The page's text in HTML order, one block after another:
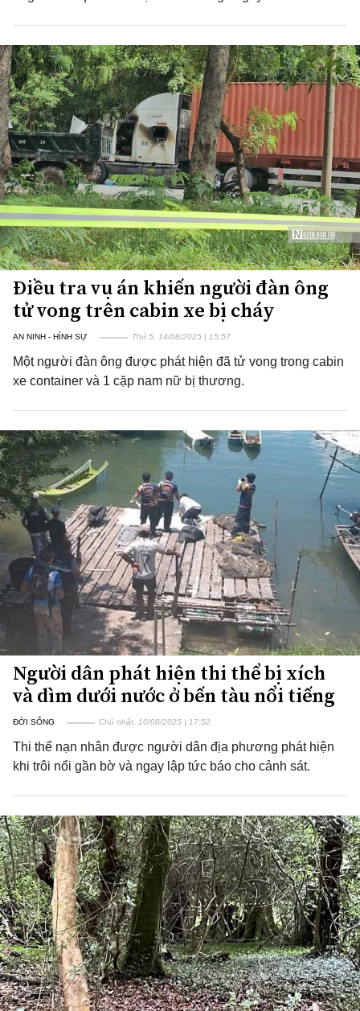
Điều tra vụ án khiến người đàn ông
tử vong trên cabin xe bị cháy
AN NINH - HÌNH SỰ Thứ 5, 14/08/2025 | 15:57
Một người đàn ông được phát hiện đã tử vong trong cabin
xe container và 1 cặp nam nữ bị thương.
Người dân phát hiện thi thể bị xích
và dìm dưới nước ở bến tàu nổi tiếng
ĐỜI SỐNG Chủ nhật, 10/08/2025 | 17:52
Thi thể nạn nhân được người dân địa phương phát hiện
khi trôi nổi gần bờ và ngay lập tức báo cho cảnh sát.